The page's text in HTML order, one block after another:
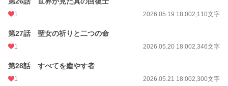
1 2026.05.19 18:002,110文字
第27話 聖女の祈りと二つの命
1 2026.05.20 18:002,346文字
第28話 すべてを癒やす者
1 2026.05.21 18:002,300文字